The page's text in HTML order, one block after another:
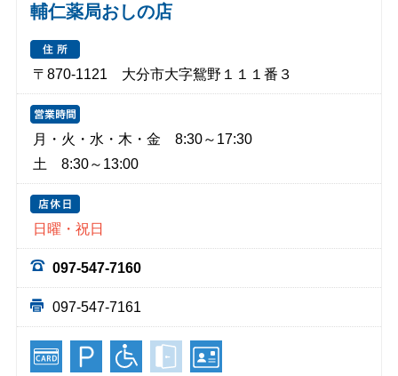
輔仁薬局おしの店
〒870-1121 大分市大字鴛野１１１番３
月・火・水・木・金 8:30～17:30
土 8:30～13:00
日曜・祝日
097-547-7160
097-547-7161